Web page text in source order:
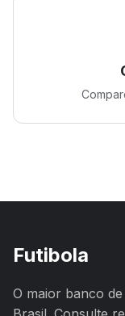
Futibola
O maior banco